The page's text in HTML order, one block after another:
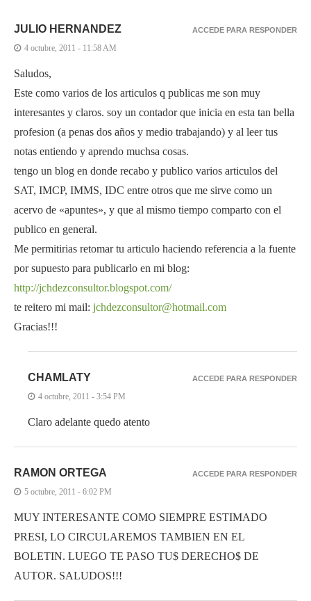
JULIO HERNANDEZ
4 octubre, 2011 - 11:58 AM
Saludos,
Este como varios de los articulos q publicas me son muy
interesantes y claros. soy un contador que inicia en esta tan bella
profesion (a penas dos años y medio trabajando) y al leer tus
notas entiendo y aprendo muchsa cosas.
tengo un blog en donde recabo y publico varios articulos del
SAT, IMCP, IMMS, IDC entre otros que me sirve como un
acervo de «apuntes», y que al mismo tiempo comparto con el
publico en general.
Me permitirias retomar tu articulo haciendo referencia a la fuente
por supuesto para publicarlo en mi blog:
http://jchdezconsultor.blogspot.com/
te reitero mi mail: jchdezconsultor@hotmail.com
Gracias!!!
ACCEDE PARA RESPONDER
CHAMLATY
4 octubre, 2011 - 3:54 PM
Claro adelante quedo atento
ACCEDE PARA RESPONDER
RAMON ORTEGA
5 octubre, 2011 - 6:02 PM
MUY INTERESANTE COMO SIEMPRE ESTIMADO
PRESI, LO CIRCULAREMOS TAMBIEN EN EL
BOLETIN. LUEGO TE PASO TU$ DERECHO$ DE
AUTOR. SALUDOS!!!
ACCEDE PARA RESPONDER